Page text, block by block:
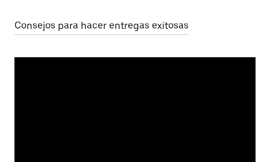
Consejos para hacer entregas exitosas